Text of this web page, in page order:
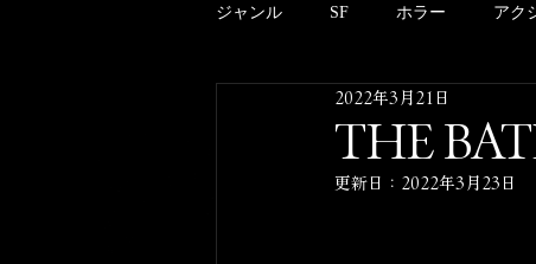
ジャンル SF ホラー アク
アニメーション ドキュメンタ
THE
2022年3月21日
更新日： 2022年3月23日